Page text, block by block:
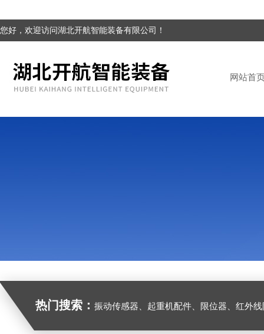
您好，欢迎访问湖北开航智能装备有限公司！
网站首
热门搜索： 振动传感器、起重机配件、限位器、红外线防撞器